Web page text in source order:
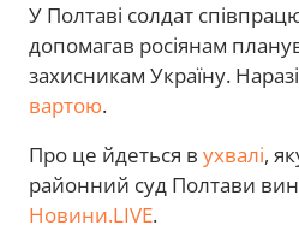
У Полтаві солдат
допомагав росіянам
захисникам Україну.
вартою.
Про це йдеться в ухвалі,
районний суд Полтави
Новини.LIVE.